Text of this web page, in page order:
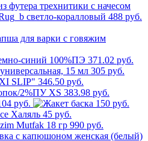
488 руб.
371.02 руб.
305 руб.
346.50 руб.
383.98 руб.
руб.
150 руб.
45 руб.
990 руб.